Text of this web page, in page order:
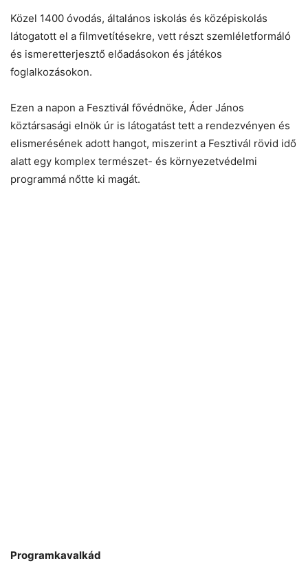
Közel 1400 óvodás, általános iskolás és középiskolás
látogatott el a filmvetítésekre, vett részt szemléletformáló
és ismeretterjesztő előadásokon és játékos
foglalkozásokon.
Ezen a napon a Fesztivál fővédnöke, Áder János
köztársasági elnök úr is látogatást tett a rendezvényen és
elismerésének adott hangot, miszerint a Fesztivál rövid idő
alatt egy komplex természet- és környezetvédelmi
programmá nőtte ki magát.
Programkavalkád
Helló! Miben segíthetek ma?